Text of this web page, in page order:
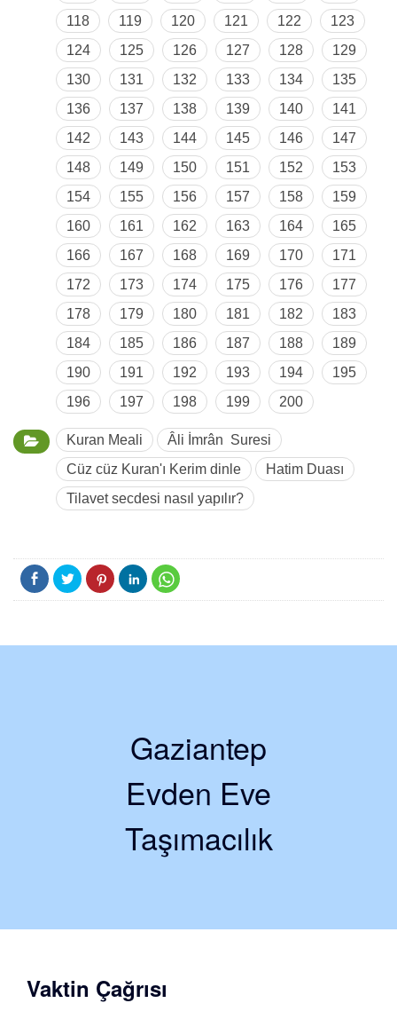
118
119 120 121 122
123
124
125 126 127 128
129
130
131 132 133 134
135
136
137 138 139 140
141
142
143 144 145 146
147
148
149 150 151 152
153
154
155 156 157 158
159
160
161 162 163 164
165
166
167 168 169 170
171
172
173 174 175 176
177
178
179 180 181 182
183
184
185 186 187 188
189
190
191 192 193 194
195
196
197 198 199 200
Kuran Meali
Âli İmrân Suresi
Cüz cüz Kuran'ı Kerim dinle
Hatim Duası
Tilavet secdesi nasıl yapılır?
Gaziantep
Evden Eve
Taşımacılık
Vaktin Çağrısı